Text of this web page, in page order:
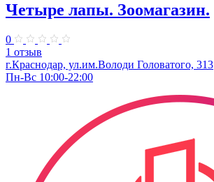
Четыре лапы. Зоомагазин.
0
1 отзыв
г.Краснодар, ул.им.Володи Головатого, 313
Пн-Вс 10:00-22:00